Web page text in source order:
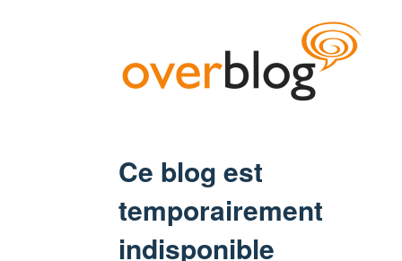
Ce blog est
temporairement
indisponible